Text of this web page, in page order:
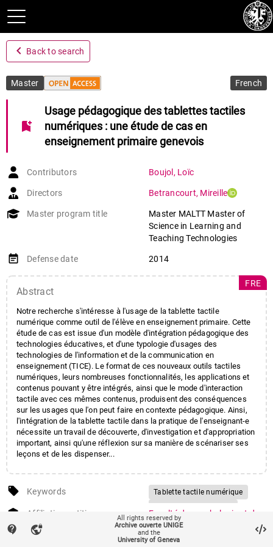
navigate_before Back to search
Master French
bookmark_add
Usage pédagogique des tablettes tactiles
numériques : une étude de cas en
enseignement primaire genevois
Contributors Boujol , Loïc
Directors Betrancourt, Mireille
Master program title
Master MALTT Master of
Science in Learning and
Teaching Technologies
event_note Defense date 2014
Abstract
Notre recherche s'intéresse à l'usage de la tablette tactile
numérique comme outil de l'élève en enseignement primaire. Cette
étude de cas est issue d'un modèle d'intégration pédagogique des
technologies éducatives, et d'une typologie d'usages des
technologies de l'information et de la communication en
enseignement (TICE). Le format de ces nouveaux outils tactiles
numériques, leurs nombreuses fonctionnalités, les applications et
contenus pouvant y être intégrés, ainsi que le mode d'interaction
tactile avec ces mêmes contenus, produisent des conséquences
sur les usages que l'on peut faire en contexte pédagogique. Ainsi,
l'intégration de la tablette tactile dans la pratique de l'enseignant-e
nécessite un travail de découverte, d'investigation et d'appropriation
important, ainsi qu'une réflexion sur sa manière de scénariser ses
leçons et de les dispenser...
FRE
local_offer Keywords
Tablette tactile numérique
Usages pédagogique des TICE
Intégration pédagogique des
account_balance Affiliation entities
Faculté de psychologie et des
sciences de l'éducation
Technologies de formation et
contact_support vpn_lock
All rights reserved by
Archive ouverte UNIGE
and the
University of Geneva